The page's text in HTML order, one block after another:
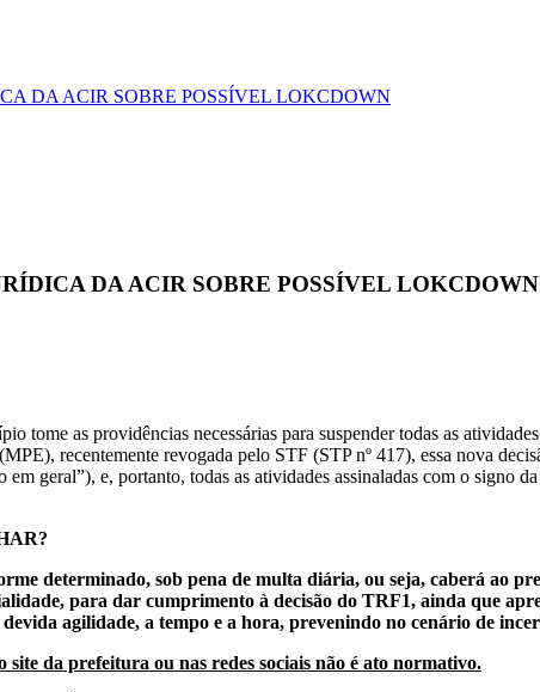
DA ACIR SOBRE POSSÍVEL LOKCDOWN
DA ACIR SOBRE POSSÍVEL LOKCDOWN
tome as providências necessárias para suspender todas as
recentemente revogada pelo STF (STP nº 417), essa nova
em geral”), e, portanto, todas as atividades assinaladas com o
determinado, sob pena de multa diária, ou seja, caberá ao
para dar cumprimento à decisão do TRF1, ainda que
agilidade, a tempo e a hora, prevenindo no cenário de
da prefeitura ou nas redes sociais não é ato normativo.